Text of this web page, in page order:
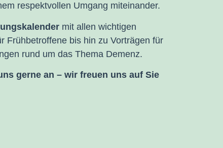
respektvollen Umgang miteinander.
mit allen wichtigen
Frühbetroffene bis hin zu Vorträgen für
rund um das Thema Demenz.
gerne an – wir freuen uns auf Sie